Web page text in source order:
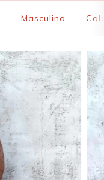
Masculino